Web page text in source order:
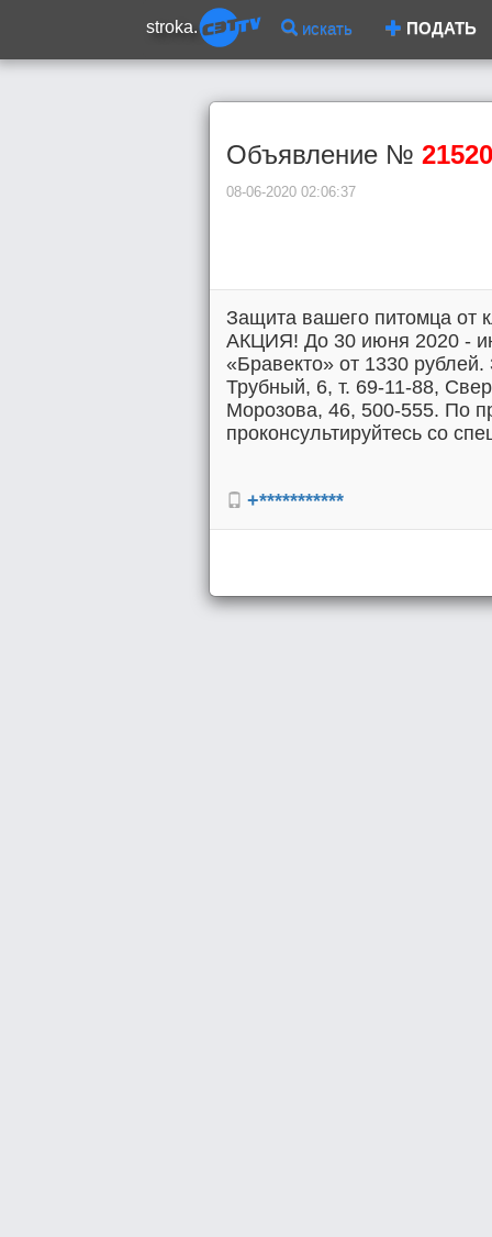
stroka. искать ПОДАТЬ
Объявление № 21520
08-06-2020 02:06:37
Защита вашего питомца от
АКЦИЯ! До 30 июня 2020 -
«Бравекто» от 1330
Трубный, 6, т. 69-11-88,
Морозова, 46, 500-555. По
проконсультируйтесь со
+***********